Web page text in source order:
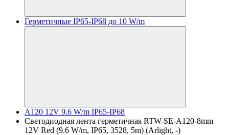
Герметичные IP65-IP68 до 10 W/m
A120 12V 9.6 W/m IP65-IP68
Светодиодная лента герметичная RTW-SE-A120-8mm
12V Red (9.6 W/m, IP65, 3528, 5m) (Arlight, -)